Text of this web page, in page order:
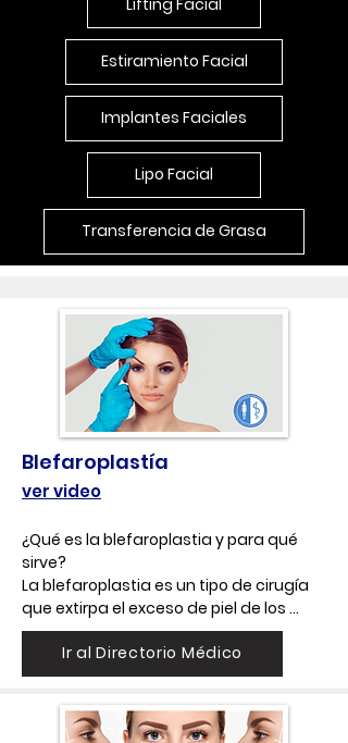
Lifting Facial
Estiramiento Facial
Implantes Faciales
Lipo Facial
Transferencia de Grasa
Blefaroplastía
ver video
¿Qué es la blefaroplastia y para qué
sirve?
La blefaroplastia es un tipo de cirugía
que extirpa el exceso de piel de los
párpados. A medida que envejeces, los
párpados se estiran y los músculos que
los sostienen se debilitan. En
consecuencia, se puede acumular un
exceso de grasa arriba y abajo de los
Ir al Directorio Médico